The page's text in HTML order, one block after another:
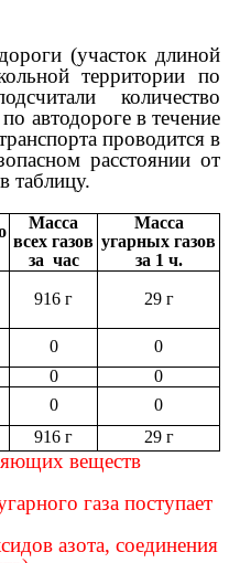
(участок длиной
территории по
количество
автодороге в течение
проводится в
расстоянии от
таблицу.
Масса
всех газов
за час
Масса
угарных газов
за 1 ч.
916 г 29 г
0
0
0
0
0
0
916 г 29 г
веществ
газа поступает
азота, соединения